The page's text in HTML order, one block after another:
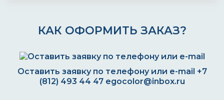
КАК ОФОРМИТЬ ЗАКАЗ?
Оставить заявку по телефону или e-mail +7
(812) 493 44 47 egocolor@inbox.ru